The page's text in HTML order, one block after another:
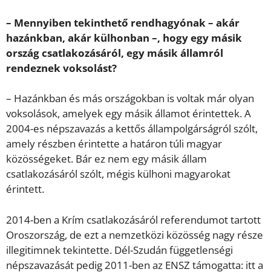
– Mennyiben tekinthető rendhagyónak – akár
hazánkban, akár külhonban –, hogy egy másik
ország csatlakozásáról, egy másik államról
rendeznek voksolást?
– Hazánkban és más országokban is voltak már olyan
voksolások, amelyek egy másik államot érintettek. A
2004-es népszavazás a kettős állampolgárságról szólt,
amely részben érintette a határon túli magyar
közösségeket. Bár ez nem egy másik állam
csatlakozásáról szólt, mégis külhoni magyarokat
érintett.
2014-ben a Krím csatlakozásáról referendumot tartott
Oroszország, de ezt a nemzetközi közösség nagy része
illegitimnek tekintette. Dél-Szudán függetlenségi
népszavazását pedig 2011-ben az ENSZ támogatta: itt a